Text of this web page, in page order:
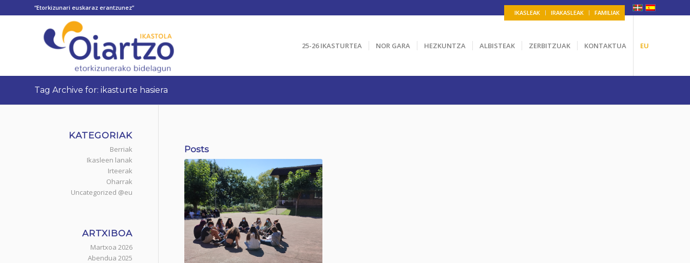
IKASLEAK IRAKASLEAK FAMILIAK
“Etorkizunari euskaraz erantzunez”
25-26 IKASTURTEA NOR GARA HEZKUNTZA ALBISTEAK ZERBITZUAK KONTAKTUA EU
Tag Archive for: ikasturte hasiera
Posts
KATEGORIAK
Berriak
Ikasleen lanak
Irteerak
Oharrak
Uncategorized @eu
ARTXIBOA
Martxoa 2026
Abendua 2025